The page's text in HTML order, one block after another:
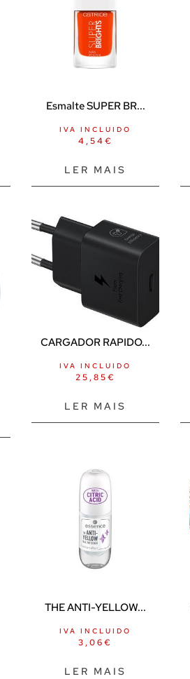
Esmalte SUPER BR...
4,54€
IVA INCLUIDO
LER MAIS
CARGADOR RAPIDO...
25,85€
IVA INCLUIDO
LER MAIS
THE ANTI-YELLOW...
3,06€
IVA INCLUIDO
LER MAIS